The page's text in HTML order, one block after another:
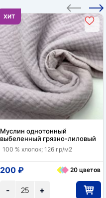
ХИТ
Муслин однотонный
выбеленный грязно-лиловый
100 % хлопок; 126 гр/м2
+
-
200 ₽ 20 цветов